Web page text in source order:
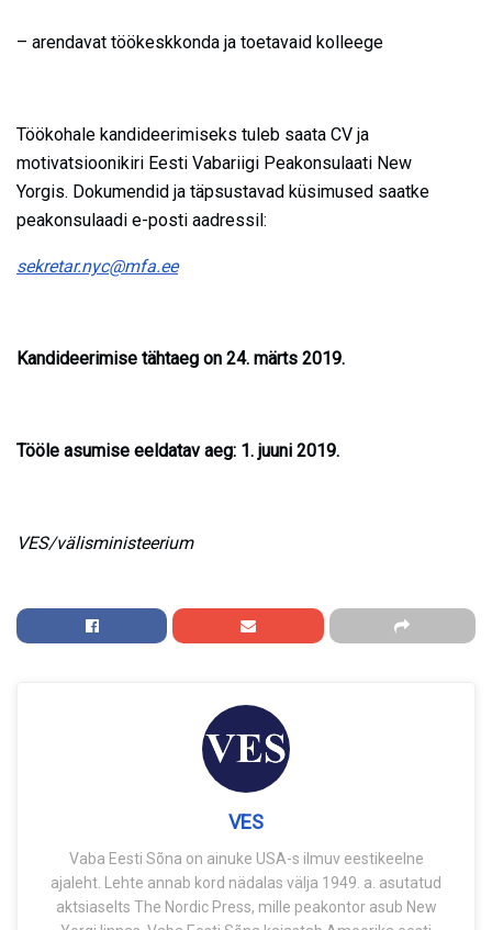
– arendavat töökeskkonda ja toetavaid kolleege
Töökohale kandideerimiseks tuleb saata CV ja
motivatsioonikiri Eesti Vabariigi Peakonsulaati New
Yorgis. Dokumendid ja täpsustavad küsimused saatke
peakonsulaadi e-posti aadressil:
sekretar.nyc@mfa.ee
Kandideerimise tähtaeg on 24. märts 2019.
Tööle asumise eeldatav aeg: 1. juuni 2019.
VES/välisministeerium
VES
Vaba Eesti Sõna on ainuke USA-s ilmuv eestikeelne
ajaleht. Lehte annab kord nädalas välja 1949. a. asutatud
aktsiaselts The Nordic Press, mille peakontor asub New